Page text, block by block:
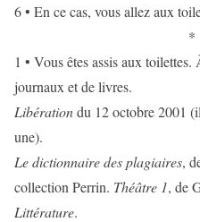
6 • En ce cas, vous allez aux
* *
1 • Vous êtes assis aux
journaux et de livres.
Libérationdu 12 octobre 2001
une).
Le dictionnaire des plagiaires,
collection Perrin. Théâtre 1, de
Littérature.